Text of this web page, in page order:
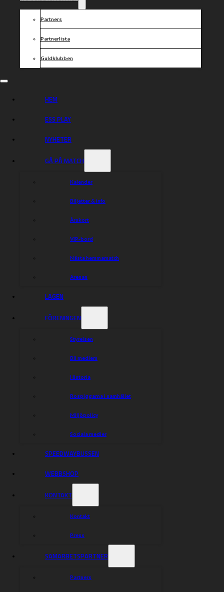
Partners
Partnerlista
Guldklubben
HEM
ESS PLAY
NYHETER
GÅ PÅ MATCH
Kalender
Biljetter & info
Årskort
VIP-bord
Nästa hemmamatch
Arenan
LAGEN
FÖRENINGEN
Styrelsen
Bli medlem
Historia
Rospiggarna i samhället
Miljöpolicy
Sociala medier
SPEEDWAYBUSSEN
WEBBSHOP
KONTAKT
Kontakt
Press
SAMARBETSPARTNER
Partners